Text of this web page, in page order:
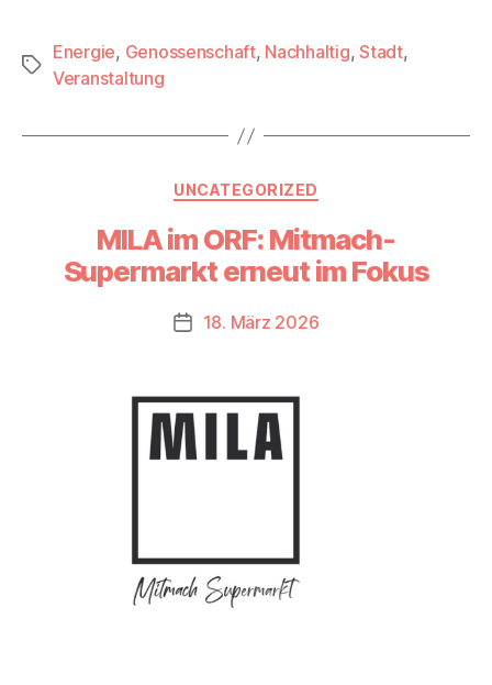
Schlagwörter
Energie, Genossenschaft, Nachhaltig,Stadt,
Veranstaltung
Kategorien
UNCATEGORIZED
MILA im ORF: Mitmach-
Supermarkt erneut im Fokus
Beitragsdatum
18. März 2026